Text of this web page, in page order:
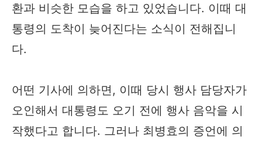
환과 비슷한 모습을 하고 있었습니다. 이때 대
통령의 도착이 늦어진다는 소식이 전해집니
다.
어떤 기사에 의하면, 이때 당시 행사 담당자가
오인해서 대통령도 오기 전에 행사 음악을 시
작했다고 합니다. 그러나 최병효의 증언에 의